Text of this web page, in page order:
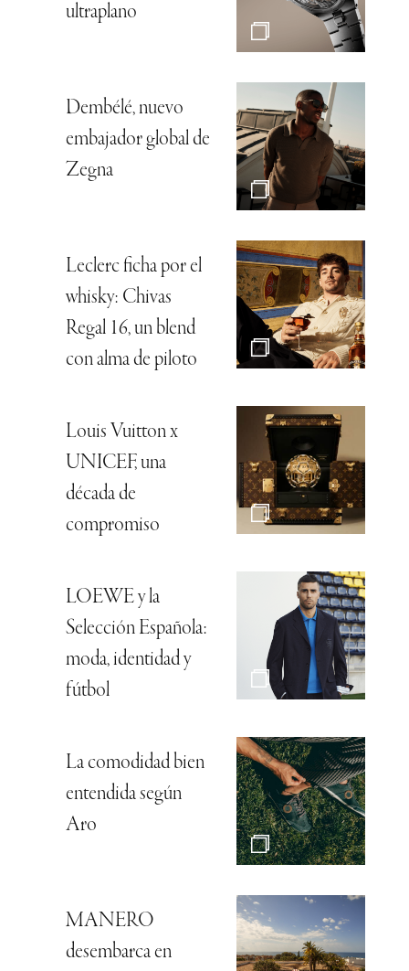
ultraplano
Dembélé, nuevo
embajador global de
Zegna
Leclerc ficha por el
whisky: Chivas
Regal 16, un blend
con alma de piloto
Louis Vuitton x
UNICEF, una
década de
compromiso
LOEWE y la
Selección Española:
moda, identidad y
fútbol
La comodidad bien
entendida según
Aro
MANERO
desembarca en